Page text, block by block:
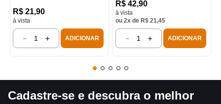
R$ 21,90
à vista
＋
－ ADICIONAR
R$ 42,90
à vista
ou 2x de R$ 21,45
＋
－ ADICIONAR
Cadastre-se e descubra o melhor